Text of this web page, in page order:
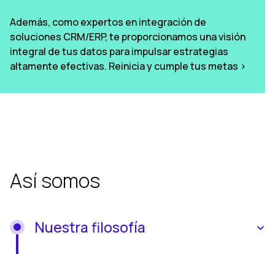
Además, como expertos en integración de
soluciones CRM/ERP, te proporcionamos una visión
integral de tus datos para impulsar estrategias
altamente efectivas. Reinicia y cumple tus metas >
Así somos
Nuestra filosofía